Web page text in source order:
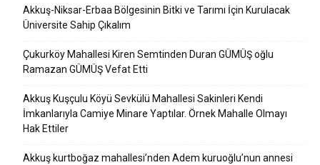
Akkuş-Niksar-Erbaa Bölgesinin Bitki ve Tarımı İçin Kurulacak
Üniversite Sahip Çıkalım
Çukurköy Mahallesi Kiren Semtinden Duran GÜMÜŞ oğlu
Ramazan GÜMÜŞ Vefat Etti
Akkuş Kuşçulu Köyü Sevkülü Mahallesi Sakinleri Kendi
İmkanlarıyla Camiye Minare Yaptılar. Örnek Mahalle Olmayı
Hak Ettiler
Akkuş kurtboğaz mahallesi’nden Adem kuruoğlu’nun annesi